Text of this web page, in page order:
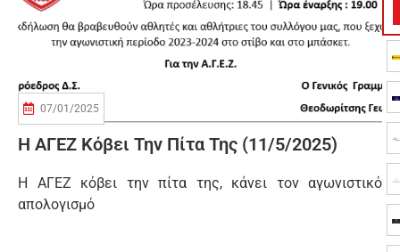
07/01/2025
H ΑΓΕΖ Κόβει Την Πίτα Της (11/5/2025)
Η ΑΓΕΖ κόβει την πίτα της, κάνει τον αγωνιστικό
απολογισμό